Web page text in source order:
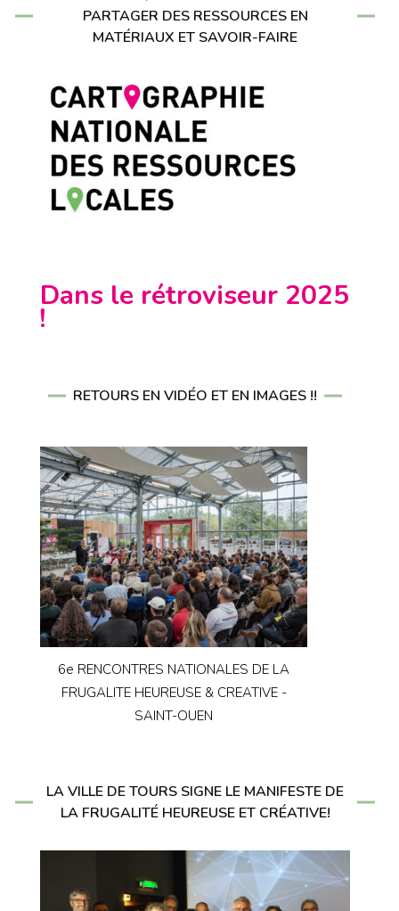
PARTAGER DES RESSOURCES EN
MATÉRIAUX ET SAVOIR-FAIRE
Dans le rétroviseur 2025
!
RETOURS EN VIDÉO ET EN IMAGES !!
6e RENCONTRES NATIONALES DE LA
FRUGALITE HEUREUSE & CREATIVE -
SAINT-OUEN
LA VILLE DE TOURS SIGNE LE MANIFESTE DE
LA FRUGALITÉ HEUREUSE ET CRÉATIVE!